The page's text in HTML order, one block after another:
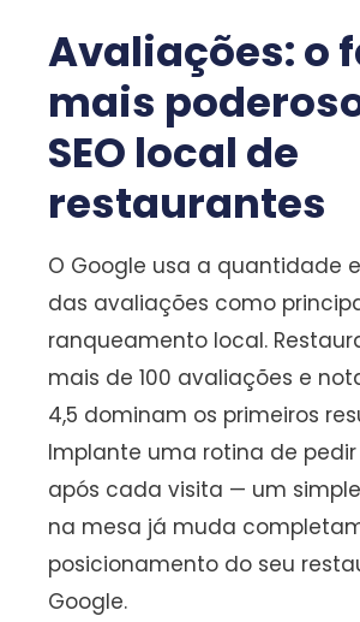
Avaliações: o
mais
SEO local de
restaurantes
O Google usa a quantidade
das avaliações como
ranqueamento local.
mais de 100 avaliações e
4,5 dominam os primeiros
Implante uma rotina de
após cada visita — um
na mesa já muda
posicionamento do seu
Google.